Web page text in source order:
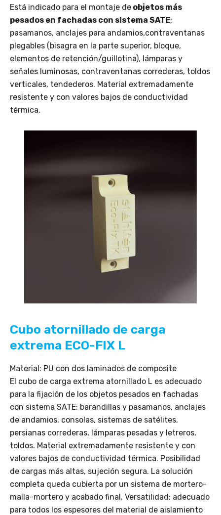
Está indicado para el montaje de objetos más
pesados en fachadas con sistema SATE:
pasamanos, anclajes para andamios,contraventanas
plegables (bisagra en la parte superior, bloque,
elementos de retención/guillotina), lámparas y
señales luminosas, contraventanas correderas, toldos
verticales, tendederos. Material extremadamente
resistente y con valores bajos de conductividad
térmica.
Cubo atornillado de carga
extrema ECO-FIX L
Material: PU con dos laminados de composite
El cubo de carga extrema atornillado L es adecuado
para la fijación de los objetos pesados en fachadas
con sistema SATE: barandillas y pasamanos, anclajes
de andamios, consolas, sistemas de satélites,
persianas correderas, lámparas pesadas y letreros,
toldos. Material extremadamente resistente y con
valores bajos de conductividad térmica. Posibilidad
de cargas más altas, sujeción segura. La solución
completa queda cubierta por un sistema de mortero-
malla-mortero y acabado final. Versatilidad: adecuado
para todos los espesores del material de aislamiento